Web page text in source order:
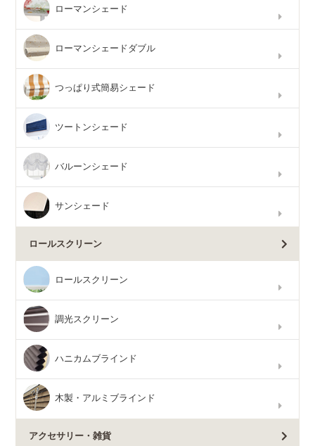
ローマンシェード
ローマンシェードダブル
つっぱり式簡易シェード
ツートンシェード
バルーンシェード
サンシェード
ロールスクリーン
ロールスクリーン
調光スクリーン
ハニカムブラインド
木製・アルミブラインド
アクセサリー・雑貨